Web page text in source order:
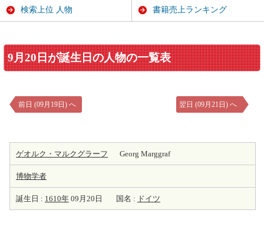
9月20日が誕生日の人物の一覧表
前日 (09月19日) へ 翌日 (09月21日) へ
ゲオルク・マルクグラーフ Georg Marggraf
博物学者
誕生日 : 1610年 09月20日 国名 : ドイツ
検索上位 人物 書籍売上ランキング